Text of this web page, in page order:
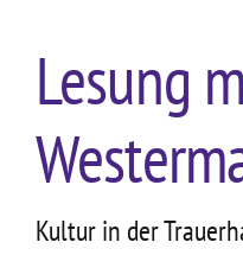
Gedenkportal
Bestattung
Lesung
Kultur in der